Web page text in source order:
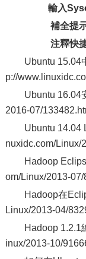
輸入S
補全提示
注釋快捷
Ubuntu 15.04
p://
Ubuntu 16.04
2016-07/
Ubuntu 14.04
nuxidc.com/Linux/
Hadoop
om/Linux/2013-
Hadoop在
Linux/2013-04/
Hadoop 1.2.1
inux/2013-10/